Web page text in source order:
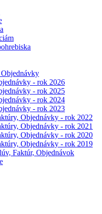
- rok 2026
- rok 2025
- rok 2024
- rok 2023
Objednávky - rok 2022
Objednávky - rok 2021
Objednávky - rok 2020
Objednávky - rok 2019
Faktúr, Objednávok